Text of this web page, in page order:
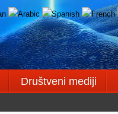
Društveni mediji